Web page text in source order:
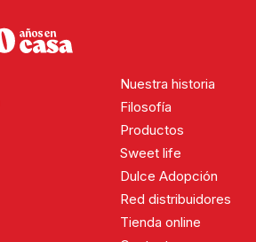
Nuestra historia
Filosofía
Productos
Sweet life
Dulce Adopción
Red distribuidores
Tienda online